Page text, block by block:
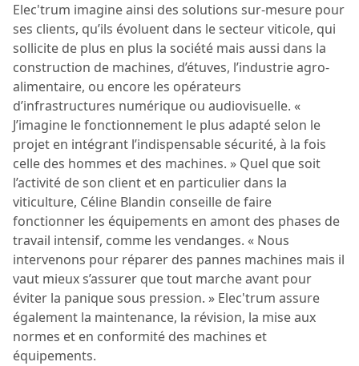
Elec'trum imagine ainsi des solutions sur-mesure pour
ses clients, qu’ils évoluent dans le secteur viticole, qui
sollicite de plus en plus la société mais aussi dans la
construction de machines, d’étuves, l’industrie agro-
alimentaire, ou encore les opérateurs
d’infrastructures numérique ou audiovisuelle. «
J’imagine le fonctionnement le plus adapté selon le
projet en intégrant l’indispensable sécurité, à la fois
celle des hommes et des machines. » Quel que soit
l’activité de son client et en particulier dans la
viticulture, Céline Blandin conseille de faire
fonctionner les équipements en amont des phases de
travail intensif, comme les vendanges. « Nous
intervenons pour réparer des pannes machines mais il
vaut mieux s’assurer que tout marche avant pour
éviter la panique sous pression. » Elec'trum assure
également la maintenance, la révision, la mise aux
normes et en conformité des machines et
équipements.